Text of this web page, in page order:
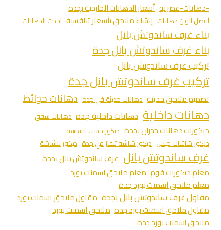
-دهانات-عصرية أسعار الدهانات الخارجية بجده
أفضل الوان دهانات إنشاء ملاحق بأسعار تنافسية احدث الدهانات
بناء غرف ساندوتش بانل
بناء غرف ساندوتش بانل جدة
تركيب غرف ساندوتش بانل
تركيب غرف ساندوتش بانل جدة
تصميم ملاحق حديثة دهانات حديثة في جدة دهانات حوائط
دهانات داخلية دهانات داخلية جدة دهانات شقق
ديكورات دهانات جدران بجدة ديكور خشب للشاشه
ديكور شاشات جبس ديكور شاشة تلفاز في جدة ديكور للشاشة
غرف ساندوتش بانل غرف ساندوتش بانل بجدة
معلم ديكورات فوم معلم ملاحق اسمنت بورد
معلم ملاحق اسمنت بورد جدة
مقاول غرف ساندوتش بانل بجدة مقاول ملاحق اسمنت بورد
مقاول ملاحق اسمنت بورد جدة ملاحق اسمنت بورد
ملاحق اسمنت بورد جدة